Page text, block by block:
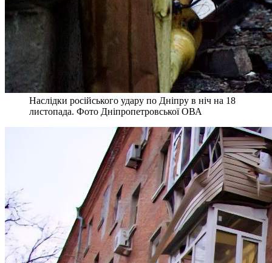
Наслідки російського удару по Дніпру в ніч на 18
листопада. Фото Дніпропетровської ОВА